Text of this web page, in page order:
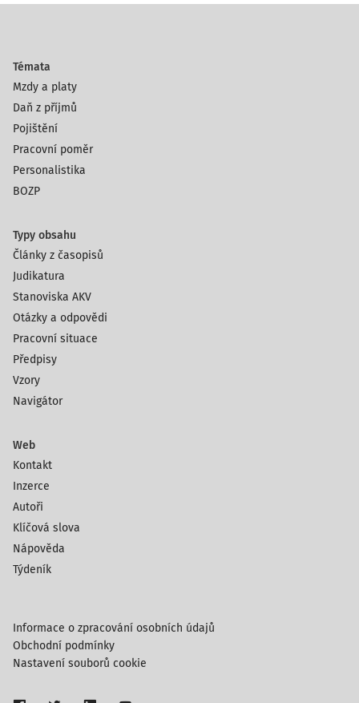
Témata
Mzdy a platy
Daň z příjmů
Pojištění
Pracovní poměr
Personalistika
BOZP
Typy obsahu
Články z časopisů
Judikatura
Stanoviska AKV
Otázky a odpovědi
Pracovní situace
Předpisy
Vzory
Navigátor
Web
Kontakt
Inzerce
Autoři
Klíčová slova
Nápověda
Týdeník
Informace o zpracování osobních údajů
Obchodní podmínky
Nastavení souborů cookie